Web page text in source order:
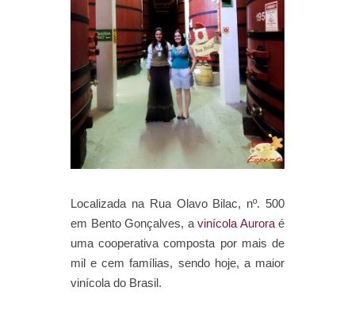
Localizada na Rua Olavo Bilac, nº. 500
em Bento Gonçalves, a vinícola Auroraé
uma cooperativa composta por mais de
mil e cem famílias, sendo hoje, a maior
vinícola do Brasil.